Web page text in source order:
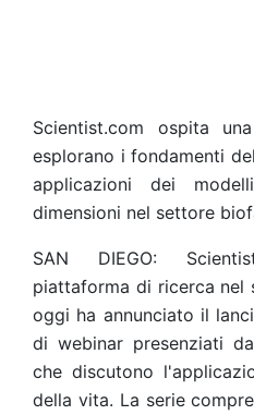
Scientist.com ospita
esplorano i fondamenti
applicazioni dei
dimensioni nel settore
SAN DIEGO:
piattaforma di ricerca nel
oggi ha annunciato il
di webinar presenziati
che discutono
della vita. La serie